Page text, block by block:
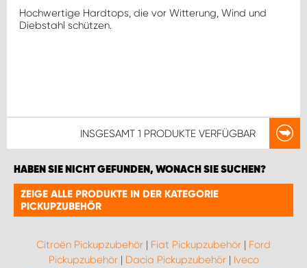
Hochwertige Hardtops, die vor Witterung, Wind und
Diebstahl schützen.
INSGESAMT 1 PRODUKTE VERFÜGBAR
HABEN SIE NICHT GEFUNDEN, WONACH SIE SUCHEN?
ZEIGE ALLE PRODUKTE IN DER KATEGORIE
PICKUPZUBEHÖR
Citroën Pickupzubehör | Fiat Pickupzubehör | Ford
Pickupzubehör| Dacia Pickupzubehör| Iveco